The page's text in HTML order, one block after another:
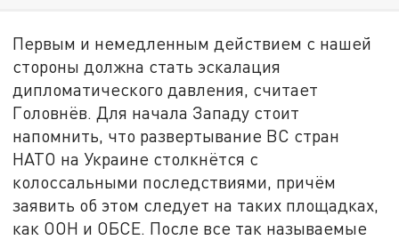
Первым и немедленным действием с нашей
стороны должна стать эскалация
дипломатического давления, считает
Головнёв. Для начала Западу стоит
напомнить, что развертывание ВС стран
НАТО на Украине столкнётся с
колоссальными последствиями, причём
заявить об этом следует на таких площадках,
как ООН и ОБСЕ. После все так называемые